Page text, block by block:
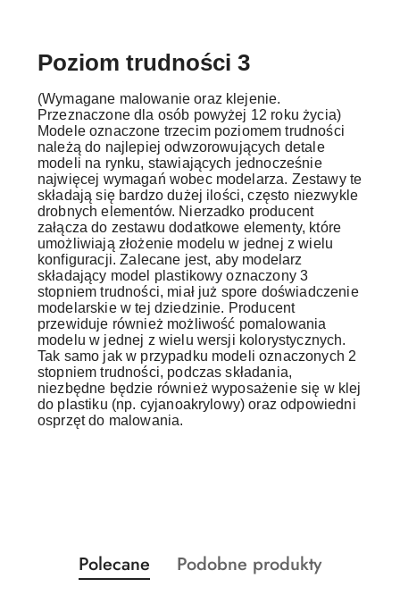
Poziom trudności 3
(Wymagane malowanie oraz klejenie.
Przeznaczone dla osób powyżej 12 roku życia)
Modele oznaczone trzecim poziomem trudności
należą do najlepiej odwzorowujących detale
modeli na rynku, stawiających jednocześnie
najwięcej wymagań wobec modelarza. Zestawy te
składają się bardzo dużej ilości, często niezwykle
drobnych elementów. Nierzadko producent
załącza do zestawu dodatkowe elementy, które
umożliwiają złożenie modelu w jednej z wielu
konfiguracji. Zalecane jest, aby modelarz
składający model plastikowy oznaczony 3
stopniem trudności, miał już spore doświadczenie
modelarskie w tej dziedzinie. Producent
przewiduje również możliwość pomalowania
modelu w jednej z wielu wersji kolorystycznych.
Tak samo jak w przypadku modeli oznaczonych 2
stopniem trudności, podczas składania,
niezbędne będzie również wyposażenie się w klej
do plastiku (np. cyjanoakrylowy) oraz odpowiedni
osprzęt do malowania.
Pomiń karuzelę produktów
Produkty
o
Polecane
Produkty
Podobne produkty